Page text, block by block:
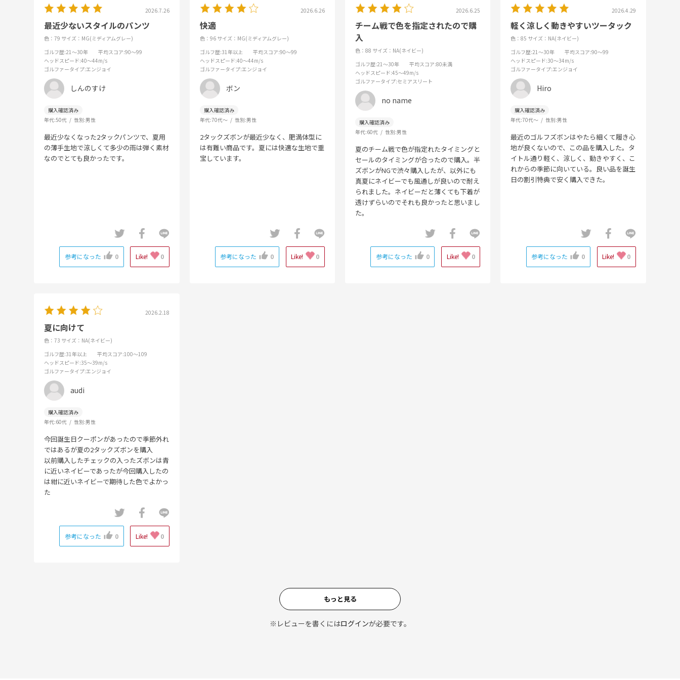
2026.7.26
最近少ないスタイルのパンツ
色：79 サイズ：MG(ミディアムグレー)
ゴルフ歴:21～30年 平均スコア:90～99
ヘッドスピード:40～44m/s
ゴルファータイプ:エンジョイ
しんのすけ
年代:50代 性別:男性
最近少なくなった2タックパンツで、夏用
の薄手生地で涼しくて多少の雨は弾く素材
なのでとても良かったです。
参考になった 0 Like! 0
2026.6.26
快適
色：96 サイズ：MG(ミディアムグレー)
ゴルフ歴:31年以上 平均スコア:90～99
ヘッドスピード:40～44m/s
ゴルファータイプ:エンジョイ
ボン
年代:70代～ 性別:男性
2タックズボンが最近少なく、肥満体型に
は有難い商品です。夏には快適な生地で重
宝しています。
参考になった 0 Like! 0
2026.6.25
チーム戦で色を指定されたので購
入
色：88 サイズ：NA(ネイビー)
ゴルフ歴:21～30年 平均スコア:80未満
ヘッドスピード:45～49m/s
ゴルファータイプ:セミアスリート
no name
年代:60代 性別:男性
夏のチーム戦で色が指定れたタイミングと
セールのタイミングが合ったので購入。半
ズボンがNGで渋々購入したが、以外にも
真夏にネイビーでも風通しが良いので耐え
られました。ネイビーだと薄くても下着が
透けずらいのでそれも良かったと思いまし
た。
参考になった 0 Like! 0
2026.4.29
軽く涼しく動きやすいツータック
色：85 サイズ：NA(ネイビー)
ゴルフ歴:21～30年 平均スコア:90～99
ヘッドスピード:30～34m/s
ゴルファータイプ:エンジョイ
Hiro
年代:70代～ 性別:男性
最近のゴルフズボンはやたら細くて履き心
地が良くないので、この品を購入した。タ
イトル通り軽く、涼しく、動きやすく、こ
れからの季節に向いている。良い品を誕生
日の割引特典で安く購入できた。
参考になった 0 Like! 0
2026.2.18
夏に向けて
色：73 サイズ：NA(ネイビー)
ゴルフ歴:31年以上 平均スコア:100～109
ヘッドスピード:35～39m/s
ゴルファータイプ:エンジョイ
audi
年代:60代 性別:男性
今回誕生日クーポンがあったので季節外れ
ではあるが夏の2タックズボンを購入
以前購入したチェックの入ったズボンは青
に近いネイビーであったが今回購入したの
は紺に近いネイビーで期待した色でよかっ
た
参考になった 0 Like! 0
もっと見る
※レビューを書くにはログインが必要です。